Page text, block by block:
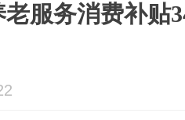
服务消费补贴